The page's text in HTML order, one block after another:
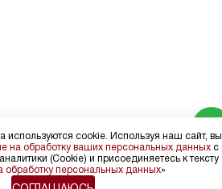
используются cookie. Используя наш сайт, вы
на обработку ваших персональных данных с
(Cookie) и присоединяетесь к тексту
обработку персональных данных»